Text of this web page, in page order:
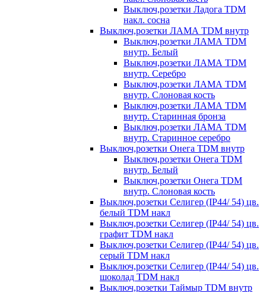
Выключ,розетки Ладога TDM
накл. сосна
Выключ,розетки ЛАМА TDM внутр
Выключ,розетки ЛАМА TDM
внутр. Белый
Выключ,розетки ЛАМА TDM
внутр. Серебро
Выключ,розетки ЛАМА TDM
внутр. Слоновая кость
Выключ,розетки ЛАМА TDM
внутр. Старинная бронза
Выключ,розетки ЛАМА TDM
внутр. Старинное серебро
Выключ,розетки Онега TDM внутр
Выключ,розетки Онега TDM
внутр. Белый
Выключ,розетки Онега TDM
внутр. Слоновая кость
Выключ,розетки Селигер (IP44/ 54) цв.
белый TDM накл
Выключ,розетки Селигер (IP44/ 54) цв.
графит TDM накл
Выключ,розетки Селигер (IP44/ 54) цв.
серый TDM накл
Выключ,розетки Селигер (IP44/ 54) цв.
шоколад TDM накл
Выключ,розетки Таймыр TDM внутр